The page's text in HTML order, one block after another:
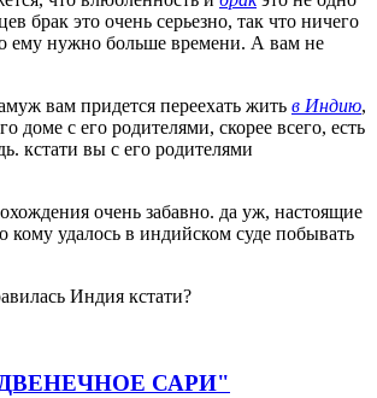
брак это очень серьезно, так что ничего
ему нужно больше времени. А вам не
вам придется переехать жить в Индию,
доме с его родителями, скорее всего, есть
кстати вы с его родителями
очень забавно. да уж, настоящие
кому удалось в индийском суде побывать
Индия кстати?
САРИ"